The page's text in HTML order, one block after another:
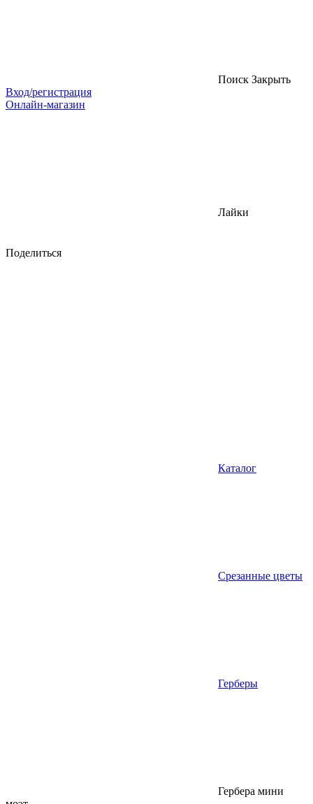
Поиск Закрыть
Вход/регистрация
Онлайн-магазин
Лайки
Поделиться
Каталог
Срезанные цветы
Герберы
Гербера мини